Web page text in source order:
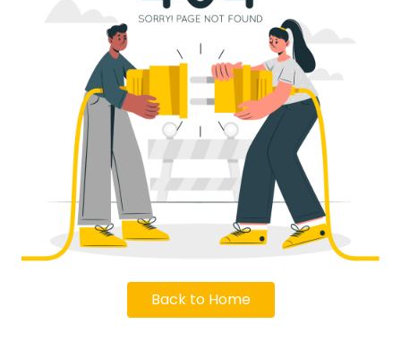
Back to Home